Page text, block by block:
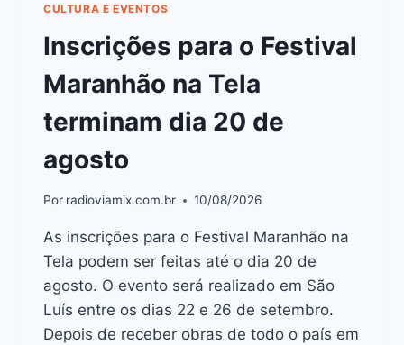
CULTURA E EVENTOS
Inscrições para o Festival
Maranhão na Tela
terminam dia 20 de
agosto
Por radioviamix.com.br 10/08/2026
As inscrições para o Festival Maranhão na
Tela podem ser feitas até o dia 20 de
agosto. O evento será realizado em São
Luís entre os dias 22 e 26 de setembro.
Depois de receber obras de todo o país em